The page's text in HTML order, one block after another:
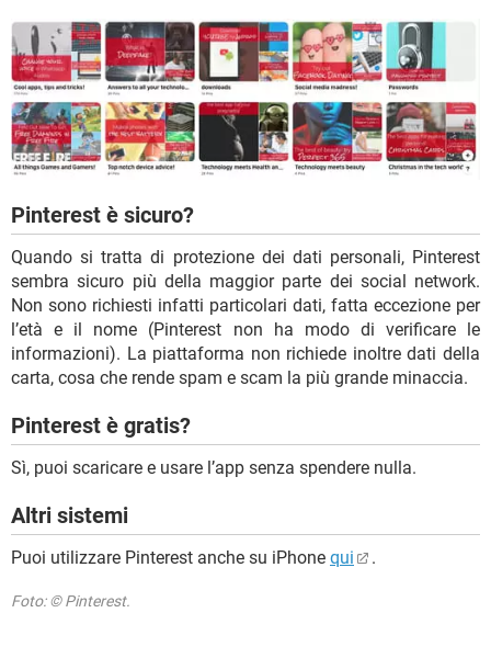
Pinterest è sicuro?
Quando si tratta di protezione dei dati personali, Pinterest
sembra sicuro più della maggior parte dei social network.
Non sono richiesti infatti particolari dati, fatta eccezione per
l’età e il nome (Pinterest non ha modo di verificare le
informazioni). La piattaforma non richiede inoltre dati della
carta, cosa che rende spam e scam la più grande minaccia.
Pinterest è gratis?
Sì, puoi scaricare e usare l’app senza spendere nulla.
Altri sistemi
Puoi utilizzare Pinterest anche su iPhone qui .
Foto: © Pinterest.